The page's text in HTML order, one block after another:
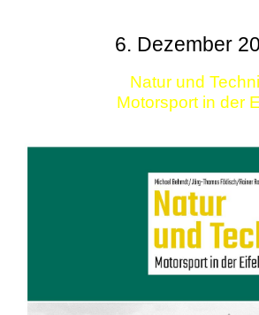
6. Dezember
Natur und
Motorsport in der